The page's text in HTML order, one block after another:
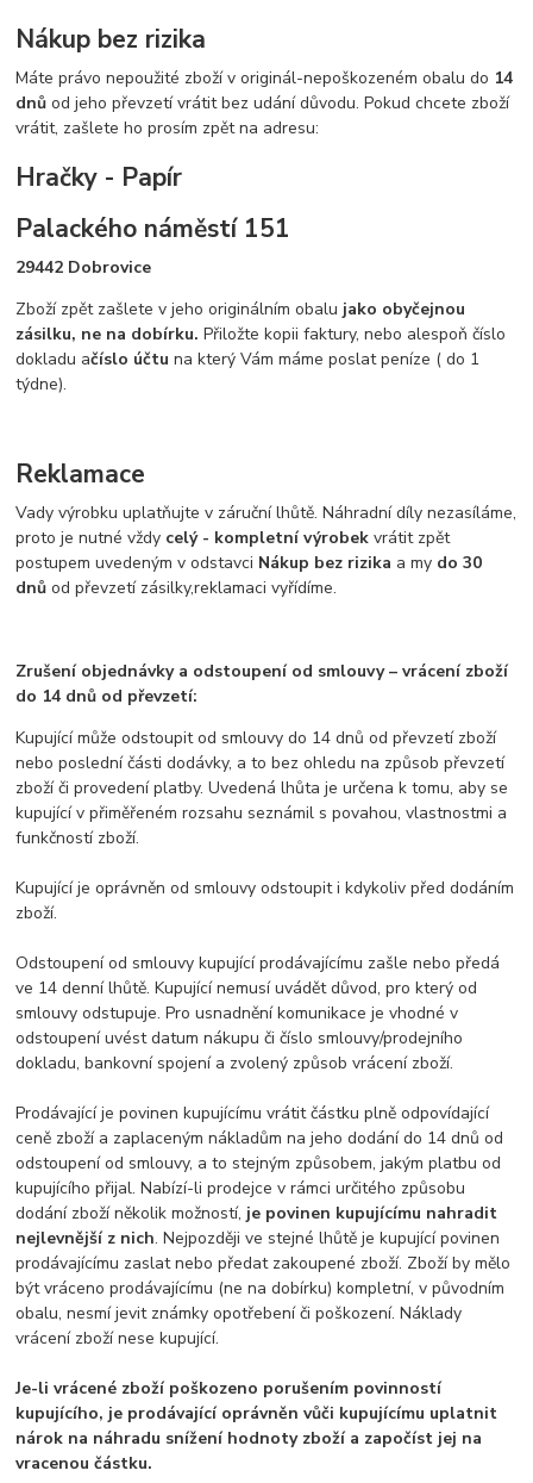
Nákup bez rizika
Máte právo nepoužité zboží v originál-nepoškozeném obalu do 14
dnů od jeho převzetí vrátit bez udání důvodu. Pokud chcete zboží
vrátit, zašlete ho prosím zpět na adresu:
Hračky - Papír
Palackého náměstí 151
29442 Dobrovice
Zboží zpět zašlete v jeho originálním obalu jako obyčejnou
zásilku, ne na dobírku. Přiložte kopii faktury, nebo alespoň číslo
dokladu ačíslo účtu na který Vám máme poslat peníze ( do 1
týdne).
Reklamace
Vady výrobku uplatňujte v záruční lhůtě. Náhradní díly nezasíláme,
proto je nutné vždy celý - kompletní výrobek vrátit zpět
postupem uvedeným v odstavci Nákup bez rizika a my do 30
dnů od převzetí zásilky,reklamaci vyřídíme.
Zrušení objednávky a odstoupení od smlouvy – vrácení zboží
do 14 dnů od převzetí:
Kupující může odstoupit od smlouvy do 14 dnů od převzetí zboží
nebo poslední části dodávky, a to bez ohledu na způsob převzetí
zboží či provedení platby. Uvedená lhůta je určena k tomu, aby se
kupující v přiměřeném rozsahu seznámil s povahou, vlastnostmi a
funkčností zboží.
Kupující je oprávněn od smlouvy odstoupit i kdykoliv před dodáním
zboží.
Odstoupení od smlouvy kupující prodávajícímu zašle nebo předá
ve 14 denní lhůtě. Kupující nemusí uvádět důvod, pro který od
smlouvy odstupuje. Pro usnadnění komunikace je vhodné v
odstoupení uvést datum nákupu či číslo smlouvy/prodejního
dokladu, bankovní spojení a zvolený způsob vrácení zboží.
Prodávající je povinen kupujícímu vrátit částku plně odpovídající
ceně zboží a zaplaceným nákladům na jeho dodání do 14 dnů od
odstoupení od smlouvy, a to stejným způsobem, jakým platbu od
kupujícího přijal. Nabízí-li prodejce v rámci určitého způsobu
dodání zboží několik možností, je povinen kupujícímu nahradit
nejlevnější z nich. Nejpozději ve stejné lhůtě je kupující povinen
prodávajícímu zaslat nebo předat zakoupené zboží. Zboží by mělo
být vráceno prodávajícímu (ne na dobírku) kompletní, v původním
obalu, nesmí jevit známky opotřebení či poškození. Náklady
vrácení zboží nese kupující.
Je-li vrácené zboží poškozeno porušením povinností
kupujícího, je prodávající oprávněn vůči kupujícímu uplatnit
nárok na náhradu snížení hodnoty zboží a započíst jej na
vracenou částku.